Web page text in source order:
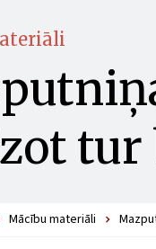
tur
Mācību materiāli